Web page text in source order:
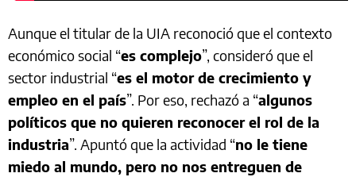
Aunque el titular de la UIA reconoció que el contexto
económico social “es complejo”, consideró que el
sector industrial “es el motor de crecimiento y
empleo en el país”. Por eso, rechazó a “algunos
políticos que no quieren reconocer el rol de la
industria”. Apuntó que la actividad “no le tiene
miedo al mundo, pero no nos entreguen de